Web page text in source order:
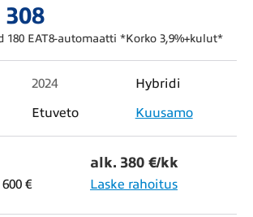
180 EAT8-automaatti *Korko 3,9%+kulut*
2024
Hybridi
Etuveto Kuusamo
alk. 380 €/kk
€ Laske rahoitus